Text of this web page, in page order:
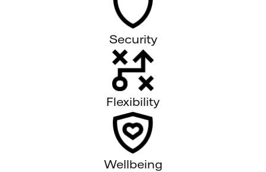
Security
Flexibility
Wellbeing